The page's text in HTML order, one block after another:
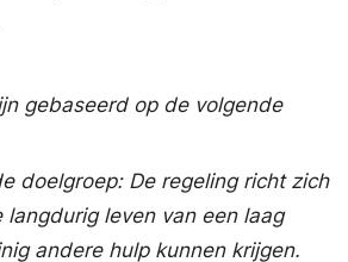
gebaseerd op de volgende
doelgroep: De regeling richt zich
langdurig leven van een laag
andere hulp kunnen krijgen.